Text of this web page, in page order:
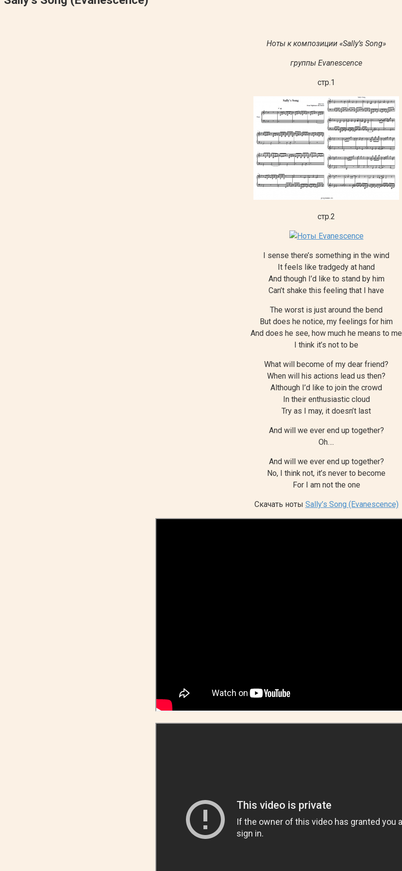
Ноты к композиции «Sally’s Song»
группы Evanescence
стр.1
стр.2
I sense there’s something in the wind
It feels like tradgedy at hand
And though I’d like to stand by him
Can’t shake this feeling that I have
The worst is just around the bend
But does he notice, my feelings for him
And does he see, how much he means to me
I think it’s not to be
What will become of my dear friend?
When will his actions lead us then?
Although I’d like to join the crowd
In their enthusiastic cloud
Try as I may, it doesn’t last
And will we ever end up together?
Oh….
And will we ever end up together?
No, I think not, it’s never to become
For I am not the one
Скачать ноты Sally’s Song (Evanescence)